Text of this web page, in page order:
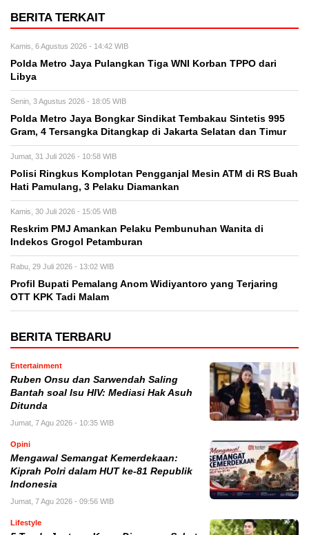
BERITA TERKAIT
Kamis, 6 Agustus 2026 - 14:42 WIB
Polda Metro Jaya Pulangkan Tiga WNI Korban TPPO dari
Libya
Senin, 3 Agustus 2026 - 18:05 WIB
Polda Metro Jaya Bongkar Sindikat Tembakau Sintetis 995
Gram, 4 Tersangka Ditangkap di Jakarta Selatan dan Timur
Jumat, 31 Juli 2026 - 10:58 WIB
Polisi Ringkus Komplotan Pengganjal Mesin ATM di RS Buah
Hati Pamulang, 3 Pelaku Diamankan
Kamis, 30 Juli 2026 - 15:05 WIB
Reskrim PMJ Amankan Pelaku Pembunuhan Wanita di
Indekos Grogol Petamburan
Rabu, 29 Juli 2026 - 13:02 WIB
Profil Bupati Pemalang Anom Widiyantoro yang Terjaring
OTT KPK Tadi Malam
BERITA TERBARU
Entertainment
Ruben Onsu dan Sarwendah Saling
Bantah soal Isu HIV: Mediasi Hak Asuh
Ditunda
Jumat, 7 Agu 2026 - 10:35 WIB
Opini
Mengawal Semangat Kemerdekaan:
Kiprah Polri dalam HUT ke-81 Republik
Indonesia
Jumat, 7 Agu 2026 - 09:56 WIB
Lifestyle